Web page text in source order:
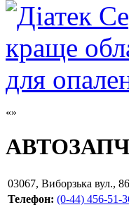
03067, Виборзька вул., 86
Телефон: (0-44) 456-51-